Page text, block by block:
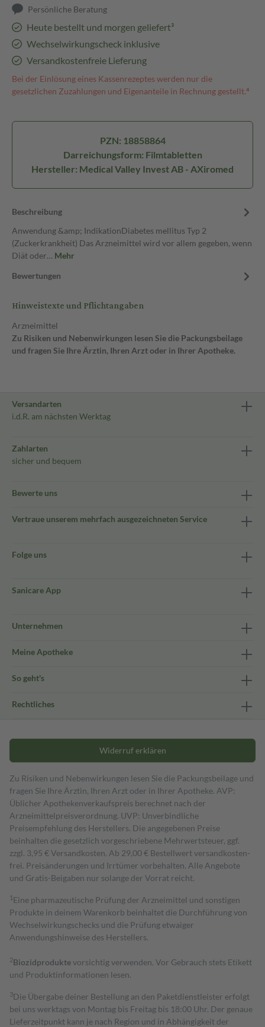
Persönliche Beratung
Heute bestellt und morgen geliefert³
Wechselwirkungscheck inklusive
Versandkostenfreie Lieferung
Bei der Einlösung eines Kassenrezeptes werden nur die
gesetzlichen Zuzahlungen und Eigenanteile in Rechnung gestellt.⁴
PZN: 18858864
Darreichungsform: Filmtabletten
Hersteller: Medical Valley Invest AB - AXiromed
Beschreibung
Anwendung &amp; IndikationDiabetes mellitus Typ 2
(Zuckerkrankheit) Das Arzneimittel wird vor allem gegeben, wenn
Diät oder… Mehr
Bewertungen
Hinweistexte und Pflichtangaben
Arzneimittel
Zu Risiken und Nebenwirkungen lesen Sie die Packungsbeilage
und fragen Sie Ihre Ärztin, Ihren Arzt oder in Ihrer Apotheke.
Versandarten
i.d.R. am nächsten Werktag
Zahlarten
sicher und bequem
Bewerte uns
Vertraue unserem mehrfach ausgezeichneten Service
Folge uns
Sanicare App
Unternehmen
Meine Apotheke
So geht's
Rechtliches
Widerruf erklären
Zu Risiken und Nebenwirkungen lesen Sie die Packungsbeilage und
fragen Sie Ihre Ärztin, Ihren Arzt oder in Ihrer Apotheke. AVP:
Üblicher Apothekenverkaufspreis berechnet nach der
Arzneimittelpreisverordnung. UVP: Unverbindliche
Preisempfehlung des Herstellers. Die angegebenen Preise
beinhalten die gesetzlich vorgeschriebene Mehrwertsteuer, ggf.
zzgl. 3,95 € Versandkosten. Ab 29,00 € Bestell­wert versand­kosten­
frei. Preisänderungen und Irrtümer vorbehalten. Alle Angebote
und Gratis-Beigaben nur solange der Vorrat reicht.
1 Eine pharmazeutische Prüfung der Arzneimittel und sonstigen
Produkte in deinem Warenkorb beinhaltet die Durchführung von
Wechselwirkungschecks und die Prüfung etwaiger
Anwendungshinweise des Herstellers.
2Biozidproduktevorsichtig verwenden. Vor Gebrauch stets Etikett
und Produktinformationen lesen.
3Die Übergabe deiner Bestellung an den Paketdienstleister erfolgt
bei uns werktags von Montag bis Freitag bis 18:00 Uhr. Der genaue
Lieferzeitpunkt kann je nach Region und in Abhängigkeit der